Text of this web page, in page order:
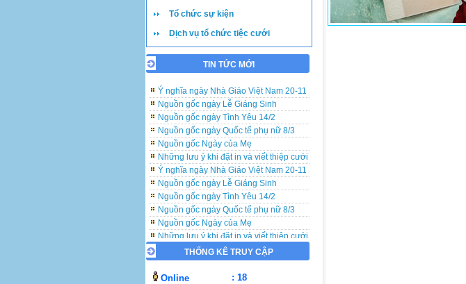
Tổ chức sự kiện
Dịch vụ tổ chức tiệc cưới
TIN TỨC MỚI
Những lưu ý khi đặt in và viết thiệp cưới
Ý nghĩa ngày Nhà Giáo Việt Nam 20-11
Nguồn gốc ngày Lễ Giáng Sinh
Nguồn gốc ngày Tình Yêu 14/2
Nguồn gốc ngày Quốc tế phụ nữ 8/3
Nguồn gốc Ngày của Mẹ
Những lưu ý khi đặt in và viết thiệp cưới
Ý nghĩa ngày Nhà Giáo Việt Nam 20-11
Nguồn gốc ngày Lễ Giáng Sinh
Nguồn gốc ngày Tình Yêu 14/2
Nguồn gốc ngày Quốc tế phụ nữ 8/3
Nguồn gốc Ngày của Mẹ
Những lưu ý khi đặt in và viết thiệp cưới
Ý nghĩa ngày Nhà Giáo Việt Nam 20-11
Nguồn gốc ngày Lễ Giáng Sinh
THỐNG KÊ TRUY CẬP
Online
: 18